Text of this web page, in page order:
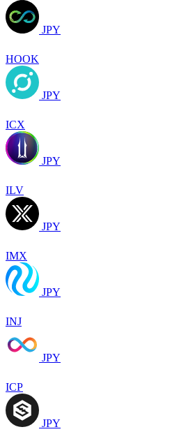
JPY
HOOK
JPY
ICX
JPY
ILV
JPY
IMX
JPY
INJ
JPY
ICP
JPY